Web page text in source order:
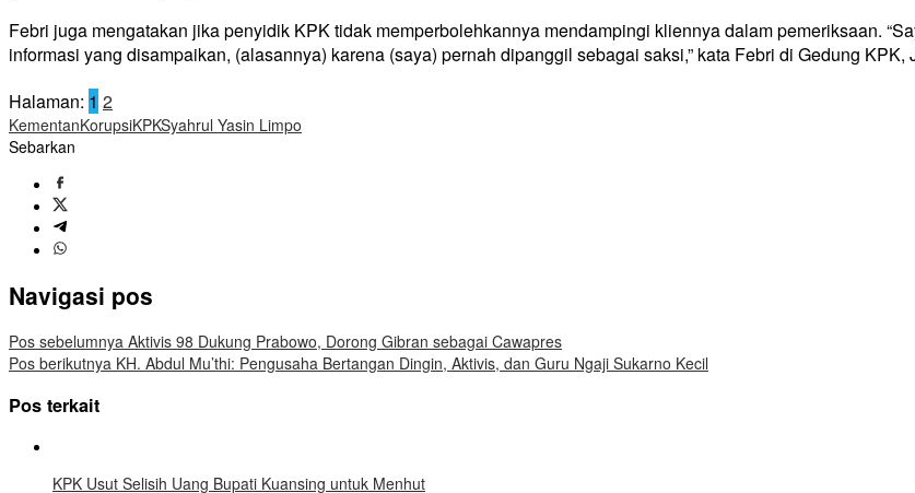
Febri juga mengatakan jika penyidik KPK tidak memperbolehkannya mendampingi kliennya dalam pemeriksaan.
informasi yang disampaikan, (alasannya) karena (saya) pernah dipanggil sebagai saksi,” kata Febri di Gedung KPK,
Halaman: 1 2
KementanKorupsiKPKSyahrul Yasin Limpo
Sebarkan
Navigasi pos
Pos sebelumnya Aktivis 98 Dukung Prabowo, Dorong Gibran sebagai Cawapres
Pos berikutnya KH. Abdul Mu’thi: Pengusaha Bertangan Dingin, Aktivis, dan Guru Ngaji Sukarno Kecil
Pos terkait
KPK Usut Selisih Uang Bupati Kuansing untuk Menhut